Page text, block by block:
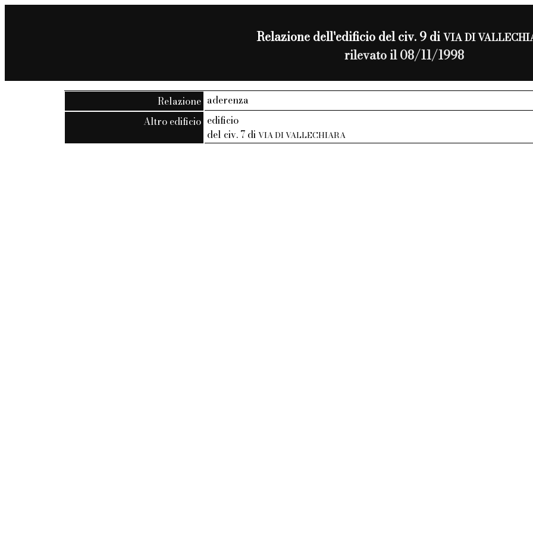
Relazione dell'edificio del civ. 9 diVIA DI
rilevato il 08/11/1998
Relazione aderenza
Altro edificio edificio
del civ. 7 diVIA DI VALLECHIARA